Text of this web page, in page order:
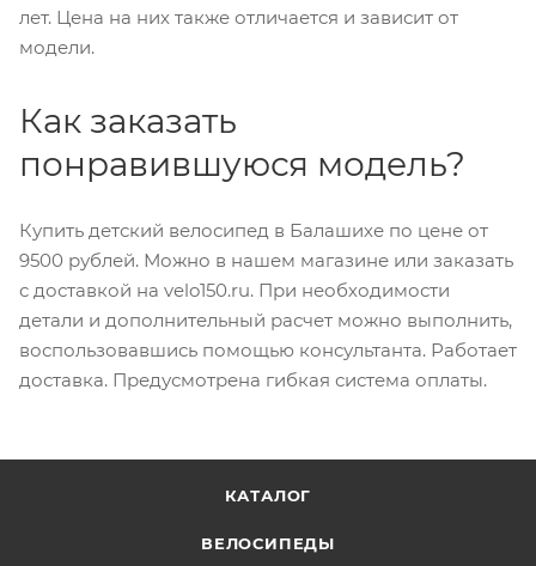
лет. Цена на них также отличается и зависит от
модели.
Как заказать
понравившуюся модель?
Купить детский велосипед в Балашихе по цене от
9500 рублей. Можно в нашем магазине или заказать
с доставкой на velo150.ru. При необходимости
детали и дополнительный расчет можно выполнить,
воспользовавшись помощью консультанта. Работает
доставка. Предусмотрена гибкая система оплаты.
КАТАЛОГ
ВЕЛОСИПЕДЫ